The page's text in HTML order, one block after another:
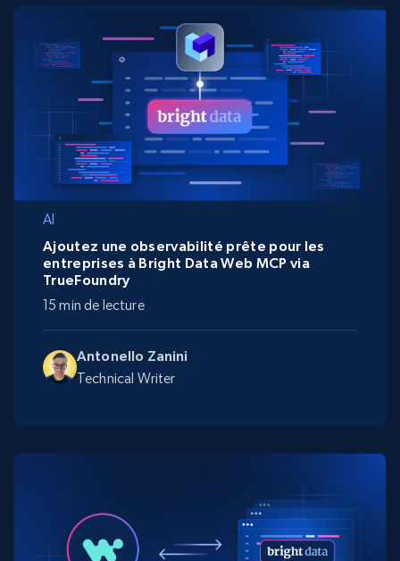
AI
Antonello Zanini
Technical Writer
Ajoutez une observabilité prête pour les
entreprises à Bright Data Web MCP via
TrueFoundry
15 min de lecture